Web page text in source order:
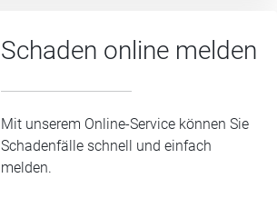
Schaden online melden
Mit unserem Online-Service können Sie
Schadenfälle schnell und einfach
melden.